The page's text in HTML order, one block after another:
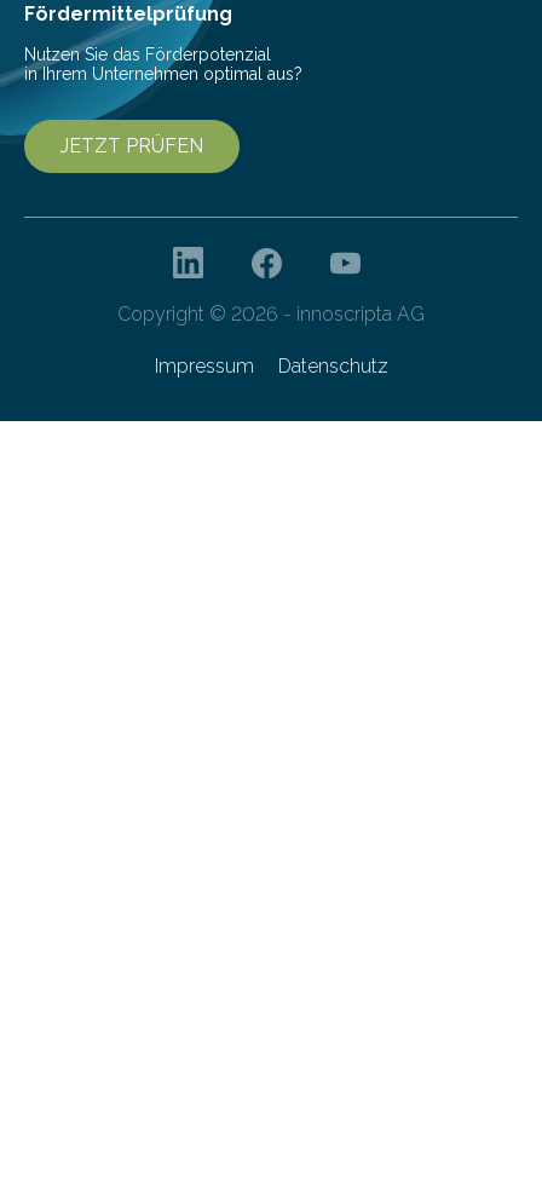
Franziska Diebel, Pauline Hoffmann und Yusuf Toprak
entwickelt. Mit nur…
Fördermittelprüfung
Nutzen Sie das Förderpotenzial
in Ihrem Unternehmen optimal aus?
JETZT PRÜFEN
Copyright © 2026 - innoscripta AG
Impressum Datenschutz